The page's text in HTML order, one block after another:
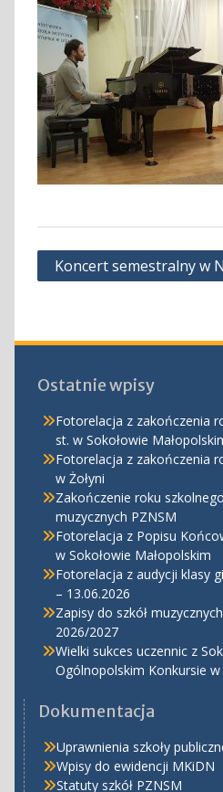
Nawigacja
wpisu
Koncert semestralny w
Ostatnie wpisy
Fotorelacja z zakończenia
st. w Sokołowie
Fotorelacja z zakończenia
w Żołyni
Zakończenie roku
muzycznych PZNSM
Fotorelacja z Popisu
w Sokołowie Małopolskim
Fotorelacja z audycji klasy
– 13.06.2026
Zapisy do szkół
2026/2027
Wielki sukces uczennic z
Ogólnopolskim Konkursie w
Dokumentacja
Uprawnienia szkoły
Wpisy do ewidencji MKiDN
Statuty szkół PZNSM